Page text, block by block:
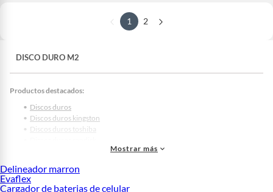
1 2
DISCO DURO M2
Productos destacados:
Discos duros
Discos duros kingston
Discos duros toshiba
Discos duros lenovo
Disco duro western digital
Mostrar más
Delineador marron
Evaflex
Cargador de baterias de celular